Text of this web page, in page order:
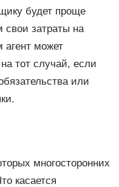
будет проще
свои затраты на
агент может
тот случай, если
или
многосторонних
касается